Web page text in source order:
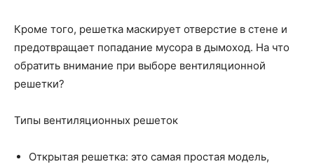
Кроме того, решетка маскирует отверстие в стене и
предотвращает попадание мусора в дымоход. На что
обратить внимание при выборе вентиляционной
решетки?
Типы вентиляционных решеток
Открытая решетка: это самая простая модель,